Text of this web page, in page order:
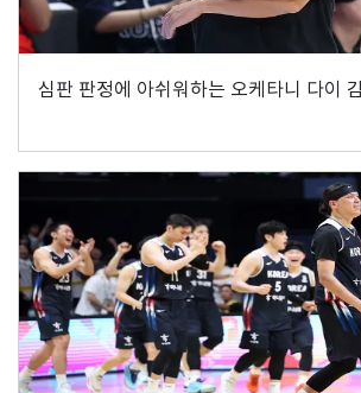
심판 판정에 아쉬워하는 오케타니 다이